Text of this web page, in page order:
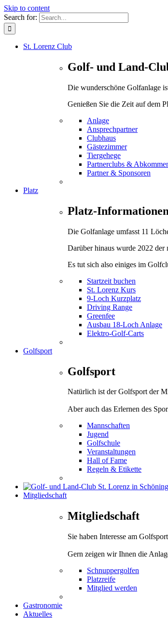
Skip to content
Search for:
St. Lorenz Club
Golf- und Land-
Die wunderschöne Golfanlage
Genießen Sie die Zeit auf dem
Anlage
Ansprechpartner
Clubhaus
Gästezimmer
Tiergehege
Partnerclubs &
Partner & Sponsoren
Platz
Platz-Informationen
Die Golfanlage umfasst 11
Darüber hinaus wurde 2022 der
Es tut sich also einiges im
Startzeit buchen
St. Lorenz Kurs
9-Loch Kurzplatz
Driving Range
Greenfee
Ausbau 18-Loch Anlage
Elektro-Golf-Carts
Golfsport
Golfsport
Natürlich ist der Golfsport der
Aber auch das Erlernen des
Mannschaften
Jugend
Golfschule
Veranstaltungen
Hall of Fame
Regeln & Etikette
Mitgliedschaft
Mitgliedschaft
Sie haben Interesse am
Gern zeigen wir Ihnen die
Schnuppergolfen
Platzreife
Mitglied werden
Gastronomie
Aktuelles